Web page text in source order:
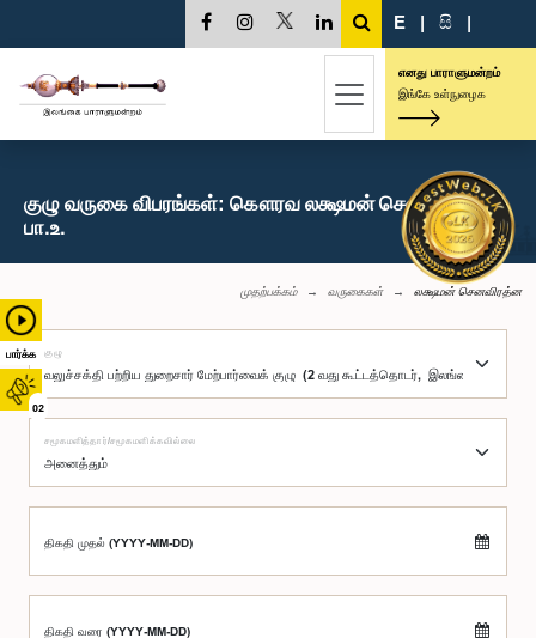
பார்க்க
02
E | සි |
எனது பாராளுமன்றம்
இங்கே உள்நுழைக
குழு வருகை விபரங்கள்: கௌரவ லக்ஷமன் செனவிரத்ன,
பா.உ.
முதற்பக்கம் வருகைகள் லக்ஷமன் செனவிரத்ன
குழு
சமூகமளித்தார்/சமூகமளிக்கவில்லை
திகதி முதல் (YYYY-MM-DD)
திகதி வரை (YYYY-MM-DD)